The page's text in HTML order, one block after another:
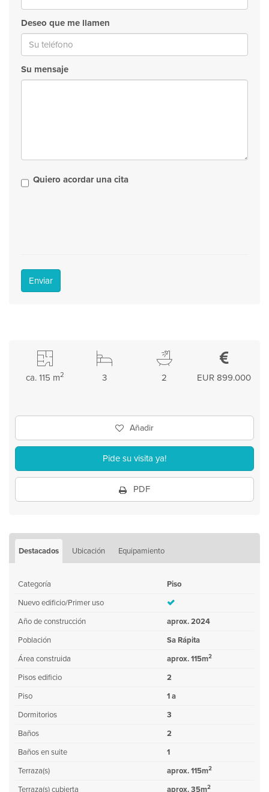
Deseo que me llamen
Su mensaje
Quiero acordar una cita
Enviar
EUR 899.000
2
3
ca. 115 m2
Añadir
Pide su visita ya!
PDF
Destacados Ubicación Equipamiento
Categoría
Piso
Nuevo edificio/Primer uso
Año de construcción
aprox. 2024
Población
Sa Rápita
Área construida
aprox. 115m2
Pisos edificio
2
Piso
1 a
Dormitorios
3
Baños
2
Baños en suite
1
Terraza(s)
aprox. 115m2
Terraza(s) cubierta aprox. 35m2